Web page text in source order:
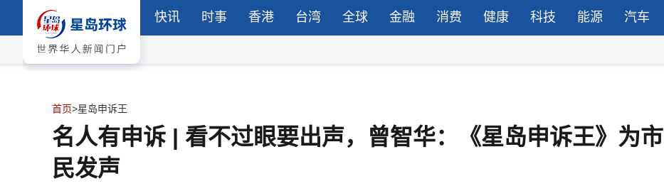
快讯 时事 香港 台湾 全球 金融 消费 健康 科技 能源 汽车
首页>星岛申诉王
名人有申诉 | 看不过眼要出声，曾智华：《星岛申诉王》为市
民发声